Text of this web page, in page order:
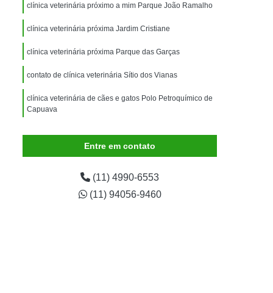
Exame de Sangue para Animais
Exame para Animais
Exame para Animais São Caetano
Animal
para Cachorro
Internação para Gatos
Uti Veterinária
Internação Veterinária São Caetano
Canino
Limpeza de Tártaro para Cães
Dentária Canina
clínica veterinária próximo a mim Parque João Ramalho
clínica veterinária próxima Jardim Cristiane
clínica veterinária próxima Parque das Garças
contato de clínica veterinária Sítio dos Vianas
clínica veterinária de cães e gatos Polo Petroquímico de
Capuava
Entre em contato
(11) 4990-6553
(11) 94056-9460